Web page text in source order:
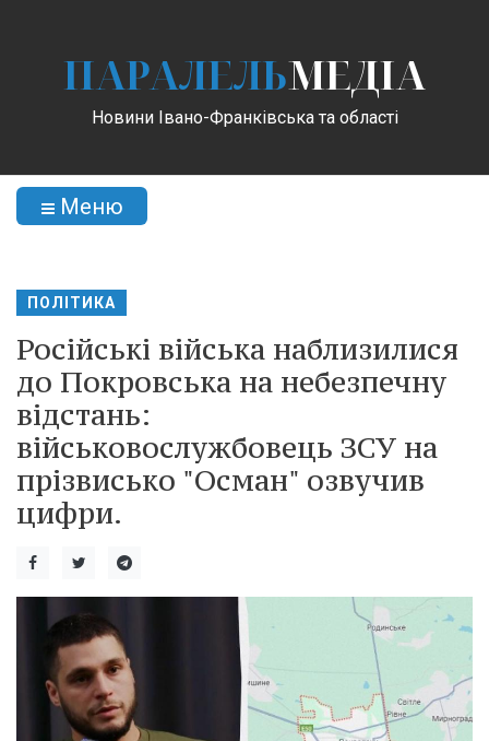
ПАРАЛЕЛЬМЕДІА
Новини Івано-Франківська та області
Меню
ПОЛІТИКА
Російські війська наблизилися
до Покровська на небезпечну
відстань:
військовослужбовець ЗСУ на
прізвисько "Осман" озвучив
цифри.